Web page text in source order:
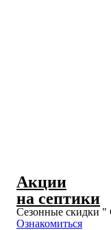
Акции
на септики
Сезонные скидки "
Ознакомиться